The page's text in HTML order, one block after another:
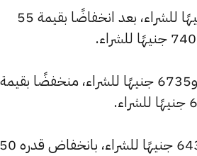
انخفض سعر عيار 24 ليصل إلى 7405 جنيهًا للبيع و7350 جنيهًا للشراء، بعد انخفاضًا بقيمة 55
كما شهد سعر عيار 21 انخفاضًا ليصبح 6480 جنيهًا للبيع و6430 جنيهًا للشراء، بانخفاض قدره 50